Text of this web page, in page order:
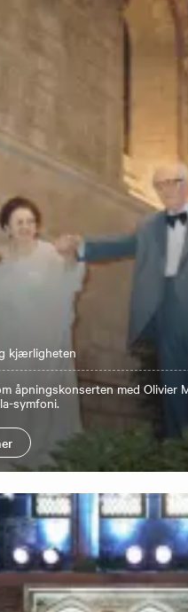
kjærligheten
åpningskonserten med Olivier
symfoni.